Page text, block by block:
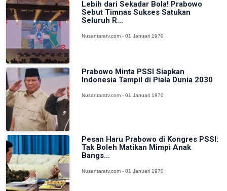
Lebih dari Sekadar Bola! Prabowo
Sebut Timnas Sukses Satukan
Seluruh R...
Nusantaratv.com - 01 Januari 1970
Prabowo Minta PSSI Siapkan
Indonesia Tampil di Piala Dunia 2030
Nusantaratv.com - 01 Januari 1970
Pesan Haru Prabowo di Kongres PSSI:
Tak Boleh Matikan Mimpi Anak
Bangs...
Nusantaratv.com - 01 Januari 1970